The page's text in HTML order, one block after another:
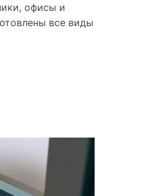
офисы и
все виды